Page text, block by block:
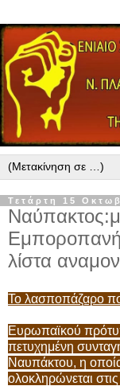
Τετάρτη 15
λίστα
Το λασποπάζαρο
Ευρωπαϊκού
πετυχημένη
Ναυπάκτου, η
ολοκληρώνεται